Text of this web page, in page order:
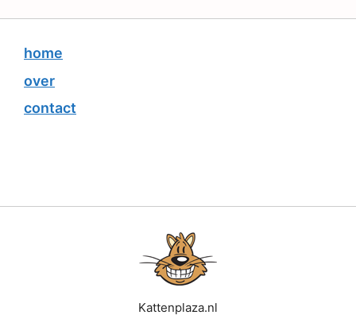
home
over
contact
Kattenplaza.nl